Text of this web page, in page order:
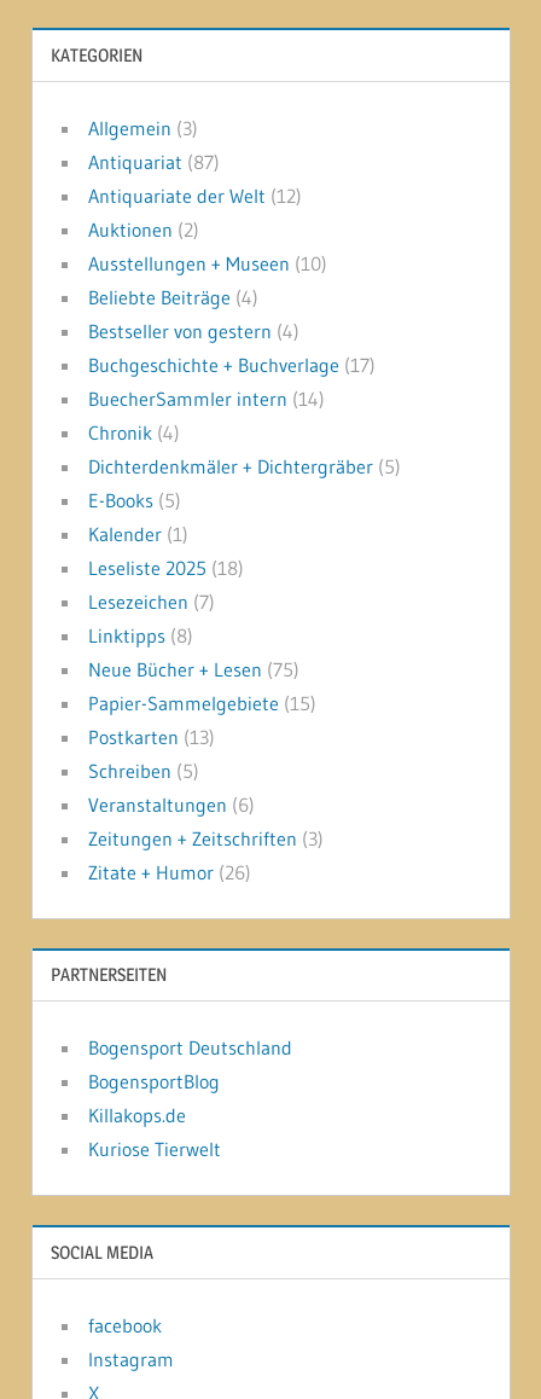
KATEGORIEN
Allgemein (3)
Antiquariat (87)
Antiquariate der Welt (12)
Auktionen (2)
Ausstellungen + Museen (10)
Beliebte Beiträge (4)
Bestseller von gestern (4)
Buchgeschichte + Buchverlage (17)
BuecherSammler intern (14)
Chronik(4)
Dichterdenkmäler + Dichtergräber(5)
E-Books(5)
Kalender(1)
Leseliste 2025 (18)
Lesezeichen (7)
Linktipps(8)
Neue Bücher + Lesen (75)
Papier-Sammelgebiete (15)
Postkarten (13)
Schreiben (5)
Veranstaltungen (6)
Zeitungen + Zeitschriften (3)
Zitate + Humor(26)
PARTNERSEITEN
Bogensport Deutschland
BogensportBlog
Killakops.de
Kuriose Tierwelt
SOCIAL MEDIA
facebook
Instagram
X